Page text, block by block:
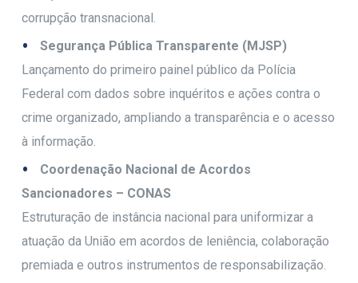
corrupção transnacional.
Segurança Pública Transparente (MJSP)
Lançamento do primeiro painel público da Polícia
Federal com dados sobre inquéritos e ações contra o
crime organizado, ampliando a transparência e o acesso
à informação.
Coordenação Nacional de Acordos
Sancionadores – CONAS
Estruturação de instância nacional para uniformizar a
atuação da União em acordos de leniência, colaboração
premiada e outros instrumentos de responsabilização.